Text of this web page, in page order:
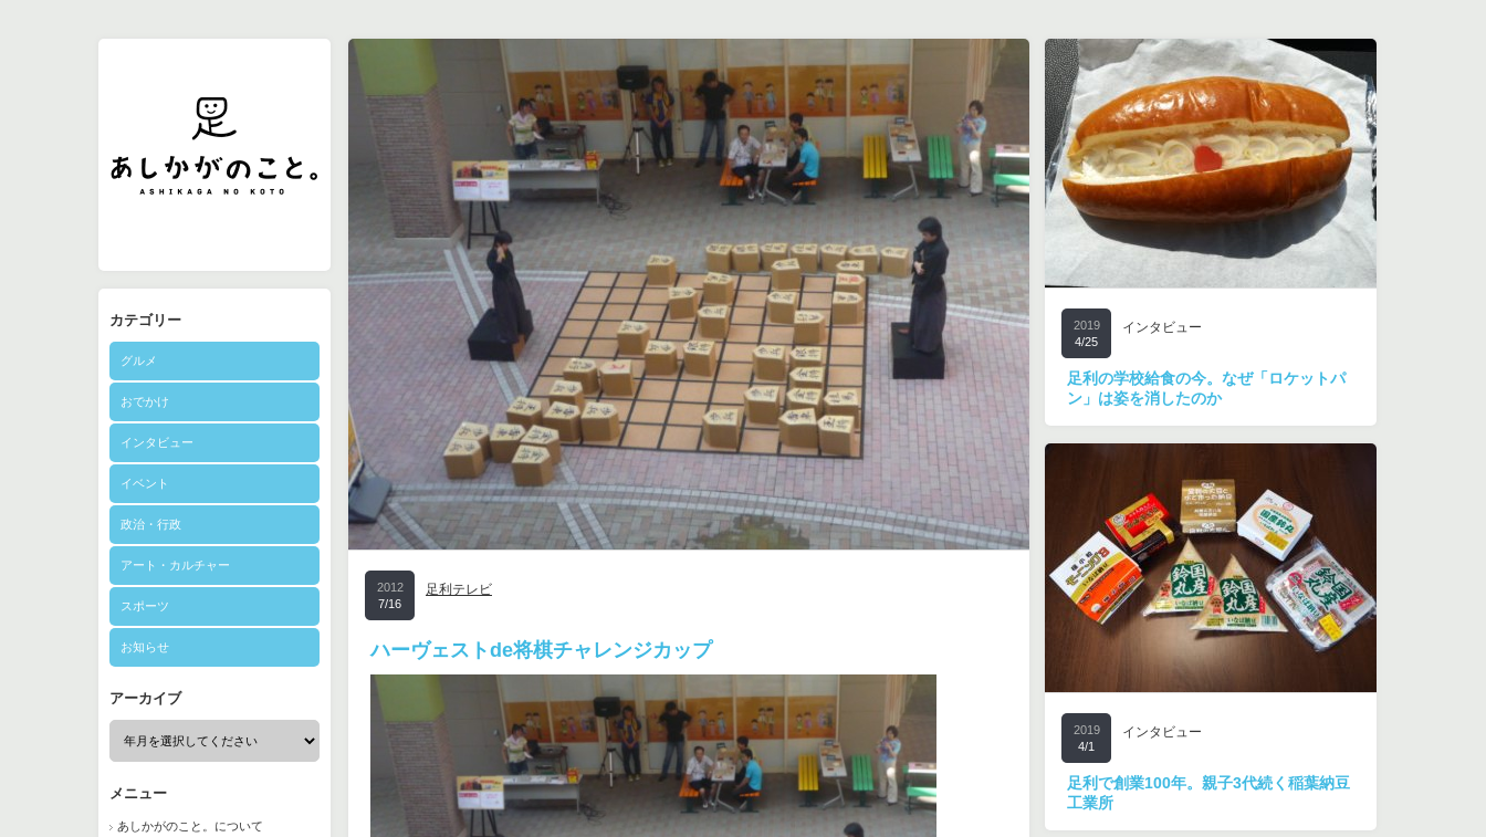
カテゴリー
グルメ
おでかけ
インタビュー
イベント
政治・行政
アート・カルチャー
スポーツ
お知らせ
アーカイブ
メニュー
あしかがのこと。について
2012
7/16
足利テレビ
ハーヴェストde将棋チャレンジカップ
2019
4/25
インタビュー
足利の学校給食の今。なぜ「ロケットパ
ン」は姿を消したのか
2019
4/1
インタビュー
足利で創業100年。親子3代続く稲葉納豆
工業所